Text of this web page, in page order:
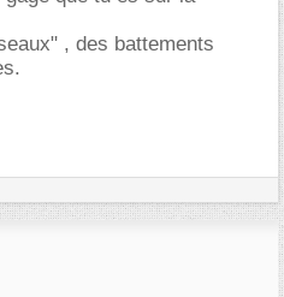
, des battements